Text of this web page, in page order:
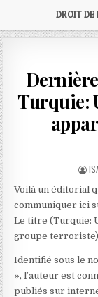
DROIT DE
Turquie:
Voilà un éditorial
communiquer ici
Le titre (Turquie:
groupe
Identifié sous le
», l’auteur est
publiés sur